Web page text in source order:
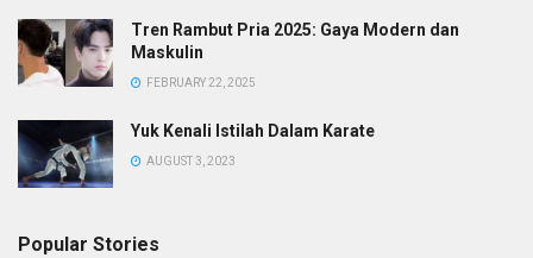
Tren Rambut Pria 2025: Gaya Modern dan
Maskulin
FEBRUARY 22, 2025
Yuk Kenali Istilah Dalam Karate
AUGUST 3, 2023
Popular Stories